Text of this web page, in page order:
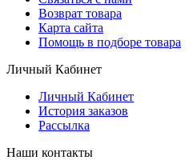
Возврат товара
Карта сайта
Помощь в подборе товара
Личный Кабинет
Личный Кабинет
История заказов
Рассылка
Наши контакты